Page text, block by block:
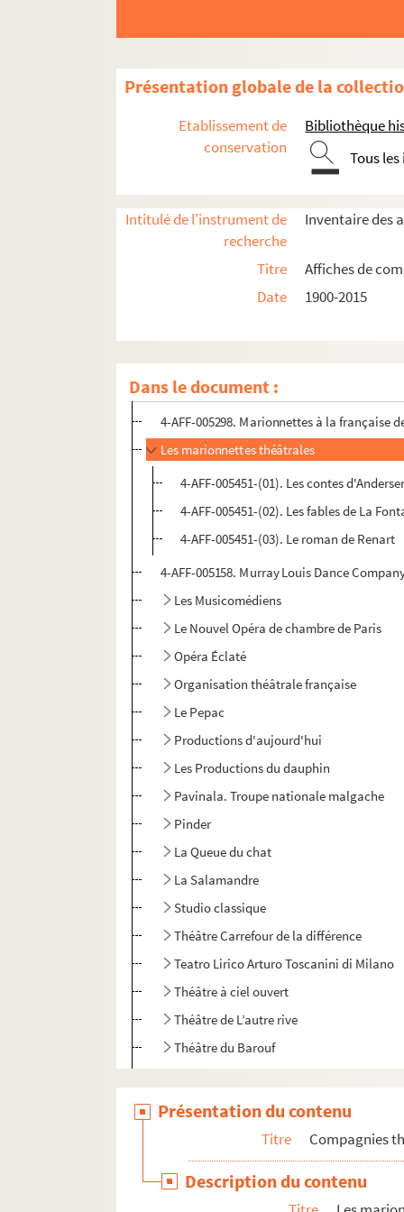
Présentation globale de la
Etablissement de
conservation
Bibliothèque
Tous
Intitulé de l'instrument de
recherche
Inventaire des
Titre
Affiches de
Date
1900-2015
Dans le document :
Compagnie du Troisième œil
Compagnie Xavier Clément
4-AFF-005155. Denis Wayne's Dancers
Ensemble officiel de la République
Groupe de recherche artistique
Jeune compagnie théâtrale 2000
4-AFF-005235. Licedei
4-AFF-005298. Marionnettes à la française
Les marionnettes théâtrales
4-AFF-005451-(01). Les contes
4-AFF-005451-(02). Les fables de La
4-AFF-005451-(03). Le roman de Renart
4-AFF-005158. Murray Louis Dance
Les Musicomédiens
Le Nouvel Opéra de chambre de Paris
Opéra Éclaté
Organisation théâtrale française
Le Pepac
Productions d'aujourd'hui
Les Productions du dauphin
Pavinala. Troupe nationale malgache
Pinder
La Queue du chat
La Salamandre
Studio classique
Théâtre Carrefour de la différence
Teatro Lirico Arturo Toscanini di Milano
Théâtre à ciel ouvert
Théâtre de L’autre rive
Théâtre du Barouf
Théâtre à bretelles
Théâtre du Campagnol
Théâtre Comique de Paris-Compagnie
Théâtre de la curiosité
Présentation du contenu
Titre Compagnies
Description du contenu